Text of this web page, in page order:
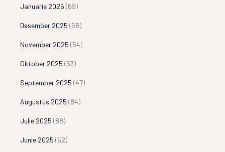
Januarie 2026 (69)
Desember 2025 (58)
November 2025 (54)
Oktober 2025 (53)
September 2025 (47)
Augustus 2025 (84)
Julie 2025 (88)
Junie 2025 (52)